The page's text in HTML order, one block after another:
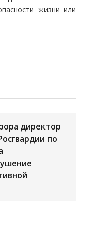
жизни или
директор
по